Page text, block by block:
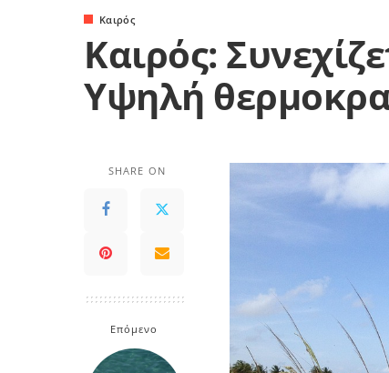
Καιρός
Καιρός:
Υψηλή
SHARE ON
Επόμενο